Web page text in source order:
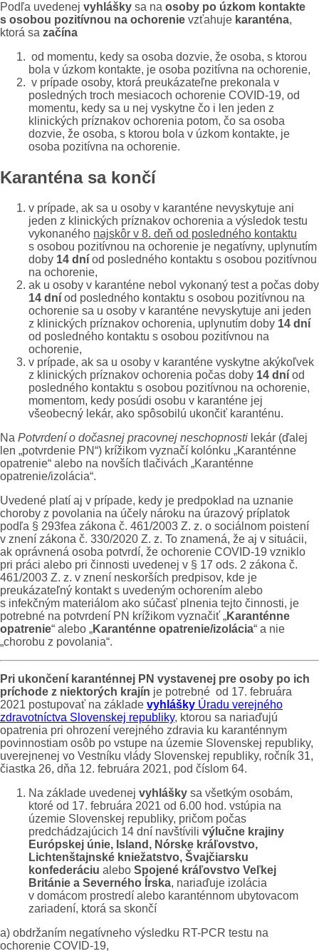
Podľa uvedenej vyhlášky sa na osoby po úzkom kontakte
s osobou pozitívnou na ochorenie vzťahuje karanténa,
ktorá sa začína
od momentu, kedy sa osoba dozvie, že osoba, s ktorou
bola v úzkom kontakte, je osoba pozitívna na ochorenie,
v prípade osoby, ktorá preukázateľne prekonala v
posledných troch mesiacoch ochorenie COVID-19, od
momentu, kedy sa u nej vyskytne čo i len jeden z
klinických príznakov ochorenia potom, čo sa osoba
dozvie, že osoba, s ktorou bola v úzkom kontakte, je
osoba pozitívna na ochorenie.
Karanténa sa končí
v prípade, ak sa u osoby v karanténe nevyskytuje ani
jeden z klinických príznakov ochorenia a výsledok testu
vykonaného najskôr v 8. deň od posledného kontaktu
s osobou pozitívnou na ochorenie je negatívny, uplynutím
doby 14 dní od posledného kontaktu s osobou pozitívnou
na ochorenie,
ak u osoby v karanténe nebol vykonaný test a počas doby
14 dní od posledného kontaktu s osobou pozitívnou na
ochorenie sa u osoby v karanténe nevyskytuje ani jeden
z klinických príznakov ochorenia, uplynutím doby 14 dní
od posledného kontaktu s osobou pozitívnou na
ochorenie,
v prípade, ak sa u osoby v karanténe vyskytne akýkoľvek
z klinických príznakov ochorenia počas doby 14 dní od
posledného kontaktu s osobou pozitívnou na ochorenie,
momentom, kedy posúdi osobu v karanténe jej
všeobecný lekár, ako spôsobilú ukončiť karanténu.
Na Potvrdení o dočasnej pracovnej neschopnosti lekár (ďalej
len „potvrdenie PN“) krížikom vyznačí kolónku „Karanténne
opatrenie“ alebo na novších tlačivách „Karanténne
opatrenie/izolácia“.
Uvedené platí aj v prípade, kedy je predpoklad na uznanie
choroby z povolania na účely nároku na úrazový príplatok
podľa § 293fea zákona č. 461/2003 Z. z. o sociálnom poistení
v znení zákona č. 330/2020 Z. z. To znamená, že aj v situácii,
ak oprávnená osoba potvrdí, že ochorenie COVID-19 vzniklo
pri práci alebo pri činnosti uvedenej v § 17 ods. 2 zákona č.
461/2003 Z. z. v znení neskorších predpisov, kde je
preukázateľný kontakt s uvedeným ochorením alebo
s infekčným materiálom ako súčasť plnenia tejto činnosti, je
potrebné na potvrdení PN krížikom vyznačiť „Karanténne
opatrenie“ alebo „Karanténne opatrenie/izolácia“ a nie
„chorobu z povolania“.
Pri ukončení karanténnej PN vystavenej pre osoby po ich
príchode z niektorých krajín je potrebné od 17. februára
2021 postupovať na základe vyhlášky Úradu verejného
zdravotníctva Slovenskej republiky, ktorou sa nariaďujú
opatrenia pri ohrození verejného zdravia ku karanténnym
povinnostiam osôb po vstupe na územie Slovenskej republiky,
uverejnenej vo Vestníku vlády Slovenskej republiky, ročník 31,
čiastka 26, dňa 12. februára 2021, pod číslom 64.
Na základe uvedenej vyhlášky sa všetkým osobám,
ktoré od 17. februára 2021 od 6.00 hod. vstúpia na
územie Slovenskej republiky, pričom počas
predchádzajúcich 14 dní navštívili výlučne krajiny
Európskej únie, Island, Nórske kráľovstvo,
Lichtenštajnské kniežatstvo, Švajčiarsku
konfederáciu alebo Spojené kráľovstvo Veľkej
Británie a Severného Írska, nariaďuje izolácia
v domácom prostredí alebo karanténnom ubytovacom
zariadení, ktorá sa skončí
a) obdržaním negatívneho výsledku RT-PCR testu na
ochorenie COVID-19,